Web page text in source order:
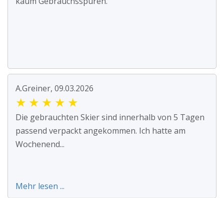
A.Greiner, 09.03.2026
★ ★ ★ ★ ★
Die gebrauchten Skier sind innerhalb von 5 Tagen
passend verpackt angekommen. Ich hatte am
Wochenend...
Mehr lesen ...